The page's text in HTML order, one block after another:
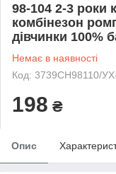
98-104 2-3 роки
комбінезон
дівчинки 100%
Немає в наявності
Код: 3739СН98110/
198 ₴
Опис